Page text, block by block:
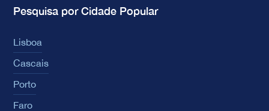
Pesquisa por Cidade Popular
Lisboa
Cascais
Porto
Faro